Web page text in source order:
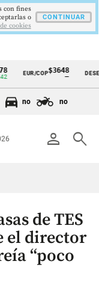
EUR/COP$3648
—
no no
person search
de TES
el director
“poco
con fines
o
cookies
CONTINUAR